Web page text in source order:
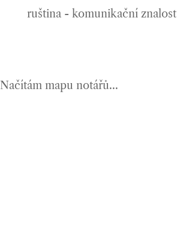
ruština - komunikační znalost
Načítám mapu notářů...